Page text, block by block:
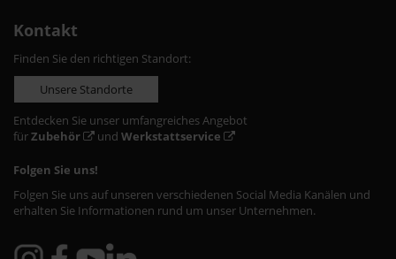
Kontakt
Finden Sie den richtigen Standort:
Unsere Standorte
Entdecken Sie unser umfangreiches Angebot
fürZubehör und Werkstattservice
Folgen Sie uns!
Folgen Sie uns auf unseren verschiedenen Social Media Kanälen und
erhalten Sie Informationen rund um unser Unternehmen.